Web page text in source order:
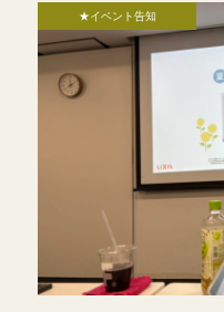
★イベント告知